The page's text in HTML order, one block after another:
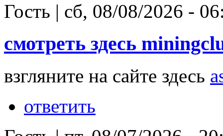
Гость | сб, 08/08/2026 -
смотреть здесь
взгляните на сайте здесь
ответить